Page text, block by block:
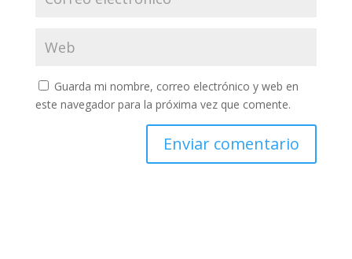
Guarda mi nombre, correo electrónico y web en
este navegador para la próxima vez que comente.